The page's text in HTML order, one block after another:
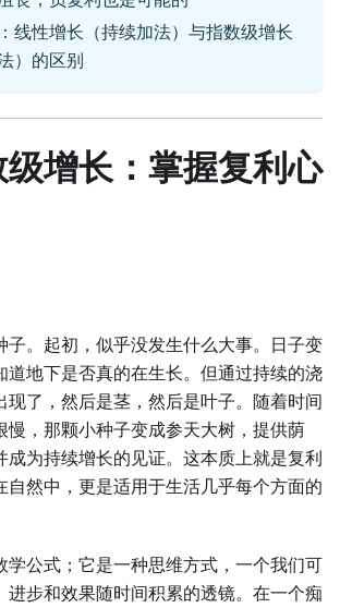
：线性增长（持续加法）与指数级增长
）的区别
增长：掌握复利心
子。起初，似乎没发生什么大事。日子变
道地下是否真的在生长。但通过持续的浇
现了，然后是茎，然后是叶子。随着时间
慢，那颗小种子变成参天大树，提供荫
成为持续增长的见证。这本质上就是复利
然中，更是适用于生活几乎每个方面的
学公式；它是一种思维方式，一个我们可
进步和效果随时间积累的透镜。在一个痴